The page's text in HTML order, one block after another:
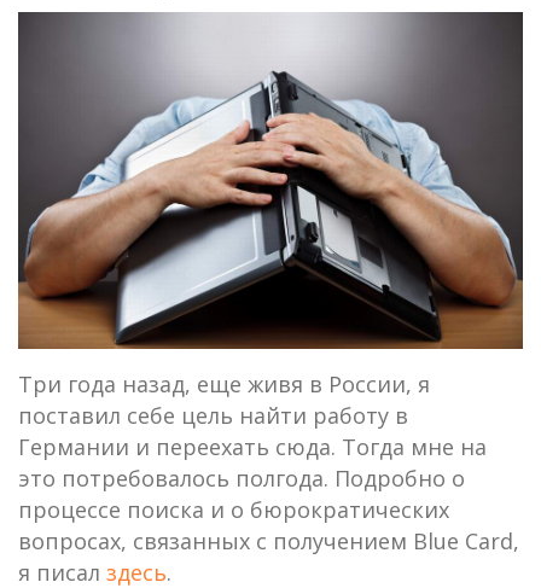
Три года назад, еще живя в России, я
поставил себе цель найти работу в
Германии и переехать сюда. Тогда мне на
это потребовалось полгода. Подробно о
процессе поиска и о бюрократических
вопросах, связанных с получением Blue Card,
я писал здесь.